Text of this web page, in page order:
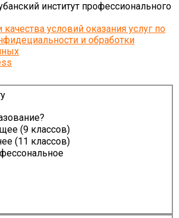
институт профессионального
условий оказания услуг по
и обработки
(9 классов)
(11 классов)